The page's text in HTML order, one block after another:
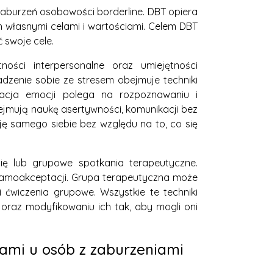
osobowości borderline. DBT opiera
celami i wartościami. Celem DBT
cele.
interpersonalne oraz umiejętności
sobie ze stresem obejmuje techniki
emocji polega na rozpoznawaniu i
naukę asertywności, komunikacji bez
samego siebie bez względu na to, co się
lub grupowe spotkania terapeutyczne.
Grupa terapeutyczna może
grupowe. Wszystkie te techniki
modyfikowaniu ich tak, aby mogli oni
u osób z zaburzeniami